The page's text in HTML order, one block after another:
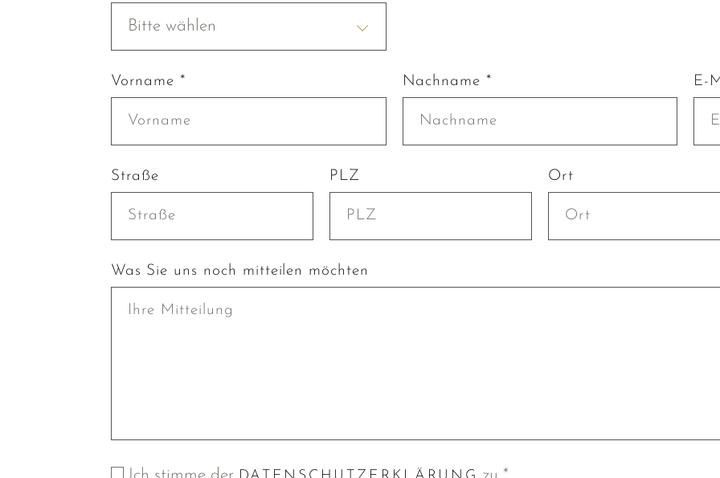
Bitte wählen
Vorname * Nachname * E-
Straße PLZ Ort
Was Sie uns noch mitteilen möchten